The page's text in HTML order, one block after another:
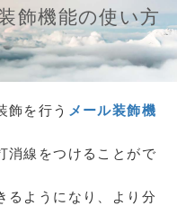
飾機能の使い方
飾を行う メール装飾機
消線をつけることがで
るようになり、より分